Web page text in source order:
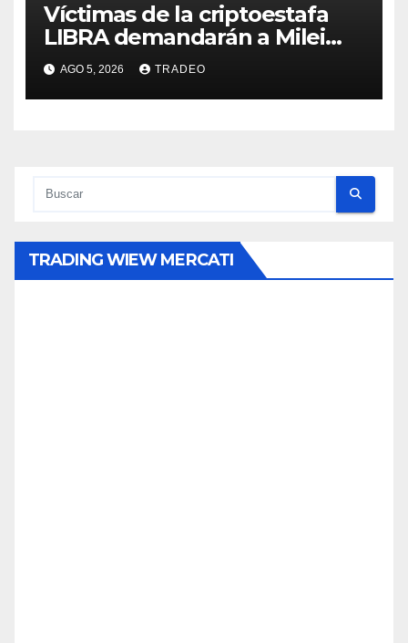
Víctimas de la criptoestafa
LIBRA demandarán a Milei
por daños y perjuicios
AGO 5, 2026 TRADEO
TRADING WIEW MERCATI